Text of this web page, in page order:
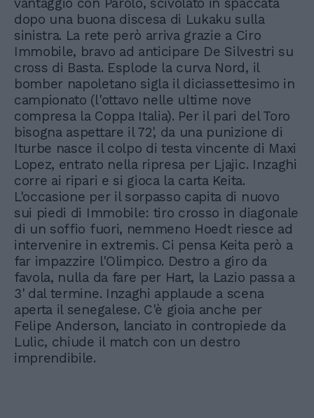
dopo una buona discesa di Lukaku sulla
sinistra. La rete però arriva grazie a Ciro
Immobile, bravo ad anticipare De Silvestri su
cross di Basta. Esplode la curva Nord, il
bomber napoletano sigla il diciassettesimo in
campionato (l'ottavo nelle ultime nove
compresa la Coppa Italia). Per il pari del Toro
bisogna aspettare il 72', da una punizione di
Iturbe nasce il colpo di testa vincente di Maxi
Lopez, entrato nella ripresa per Ljajic. Inzaghi
corre ai ripari e si gioca la carta Keita.
L'occasione per il sorpasso capita di nuovo
sui piedi di Immobile: tiro crosso in diagonale
di un soffio fuori, nemmeno Hoedt riesce ad
intervenire in extremis. Ci pensa Keita però a
far impazzire l'Olimpico. Destro a giro da
favola, nulla da fare per Hart, la Lazio passa a
3' dal termine. Inzaghi applaude a scena
aperta il senegalese. C'è gioia anche per
Felipe Anderson, lanciato in contropiede da
Lulic, chiude il match con un destro
imprendibile.